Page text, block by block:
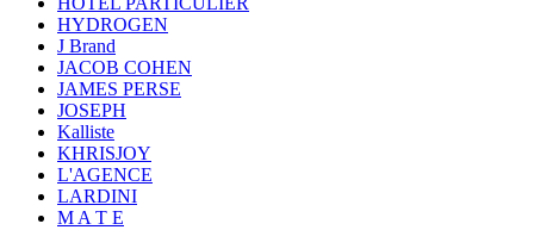
HYDROGEN
J Brand
JACOB COHEN
JAMES PERSE
JOSEPH
Kalliste
KHRISJOY
L'AGENCE
LARDINI
M A T E